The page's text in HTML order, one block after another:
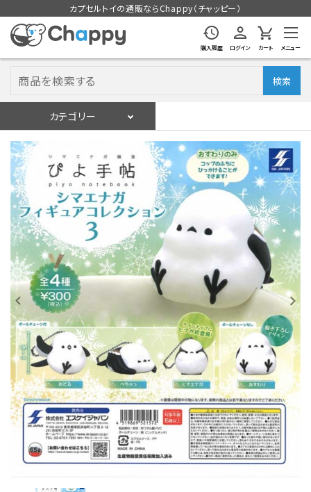
カプセルトイの通販ならChappy（チャッピー）
購入履歴 ログイン カート メニュー
検索
カテゴリー
会員登録
入荷スケジュールをチェック
カプセルトイマシン本体
カプセルトイ
販促用空カプセル
レンタル
景品・玩具・文具
販促用カプセルトイ